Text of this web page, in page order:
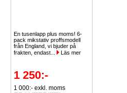
En tusenlapp plus moms! 6-
pack mikstativ proffsmodell
från England, vi bjuder på
frakten, endast...
Läs mer
1 250:-
1 000:- exkl. moms